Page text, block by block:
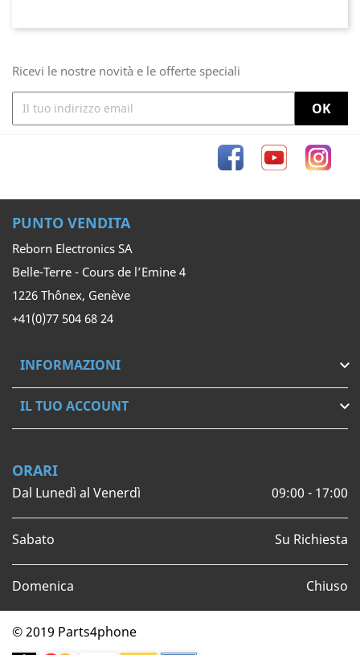
Ricevi le nostre novità e le offerte speciali
FacebookYouTube
PUNTO VENDITA
Reborn Electronics SA
Belle-Terre - Cours de l’Emine 4
1226 Thônex, Genève
+41(0)77 504 68 24
INFORMAZIONI 
IL TUO ACCOUNT 
ORARI
Dal Lunedì al Venerdì 09:00 - 17:00
Sabato Su Richiesta
Domenica Chiuso
© 2019 Parts4phone